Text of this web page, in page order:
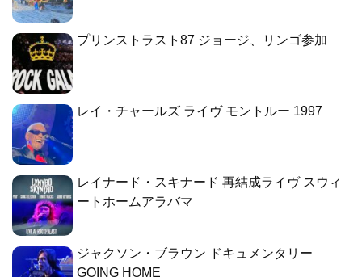
プリンストラスト87 ジョージ、リンゴ参加
レイ・チャールズ ライヴ モントルー 1997
レイナード・スキナード 再結成ライヴ スウィ
ートホームアラバマ
ジャクソン・ブラウン ドキュメンタリー
GOING HOME